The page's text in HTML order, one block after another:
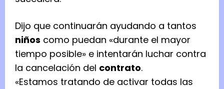
Dijo que continuarán ayudando a tantos
niños como puedan «durante el mayor
tiempo posible» e intentarán luchar contra
la cancelación del contrato.
«Estamos tratando de activar todas las